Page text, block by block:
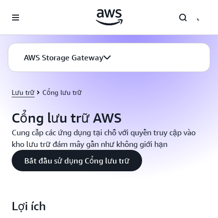
AWS Storage Gateway
Lưu trữ Cổng lưu trữ
Cổng lưu trữ AWS
Cung cấp các ứng dụng tại chỗ với quyền truy cập vào
kho lưu trữ đám mây gần như không giới hạn
Bắt đầu sử dụng Cổng lưu trữ
Lợi ích